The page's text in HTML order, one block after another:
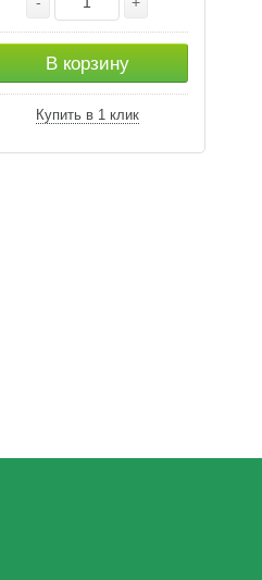
В корзину
Купить в 1 клик